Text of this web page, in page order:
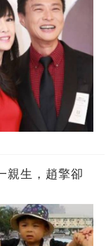
親生，趙擎卻